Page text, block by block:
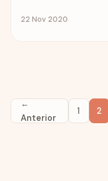
22 Nov 2020
←
Anterior
1 2